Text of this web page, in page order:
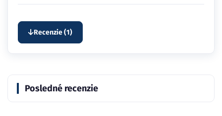
Recenzie (1)
Posledné recenzie